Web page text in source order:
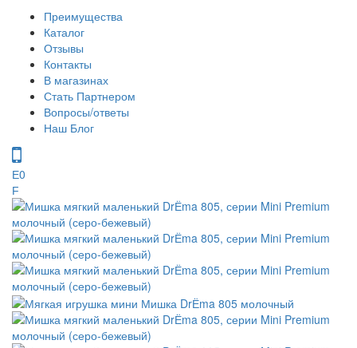
Преимущества
Каталог
Отзывы
Контакты
В магазинах
Стать Партнером
Вопросы/ответы
Наш Блог
0